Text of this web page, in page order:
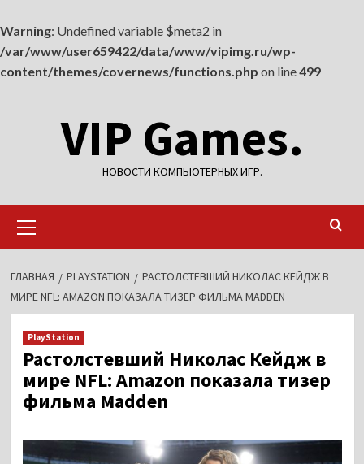
Warning: Undefined variable $meta2 in
/var/www/user659422/data/www/vipimg.ru/wp-
content/themes/covernews/functions.php on line499
содержимомуVIP Games.
НОВОСТИ КОМПЬЮТЕРНЫХ ИГР.
меню
ГЛАВНАЯ PLAYSTATION
РАСТОЛСТЕВШИЙ НИКОЛАС КЕЙДЖ В
МИРЕ NFL: AMAZON ПОКАЗАЛА ТИЗЕР ФИЛЬМА MADDEN
PlayStation
Растолстевший Николас Кейдж в
мире NFL: Amazon показала тизер
фильма Madden